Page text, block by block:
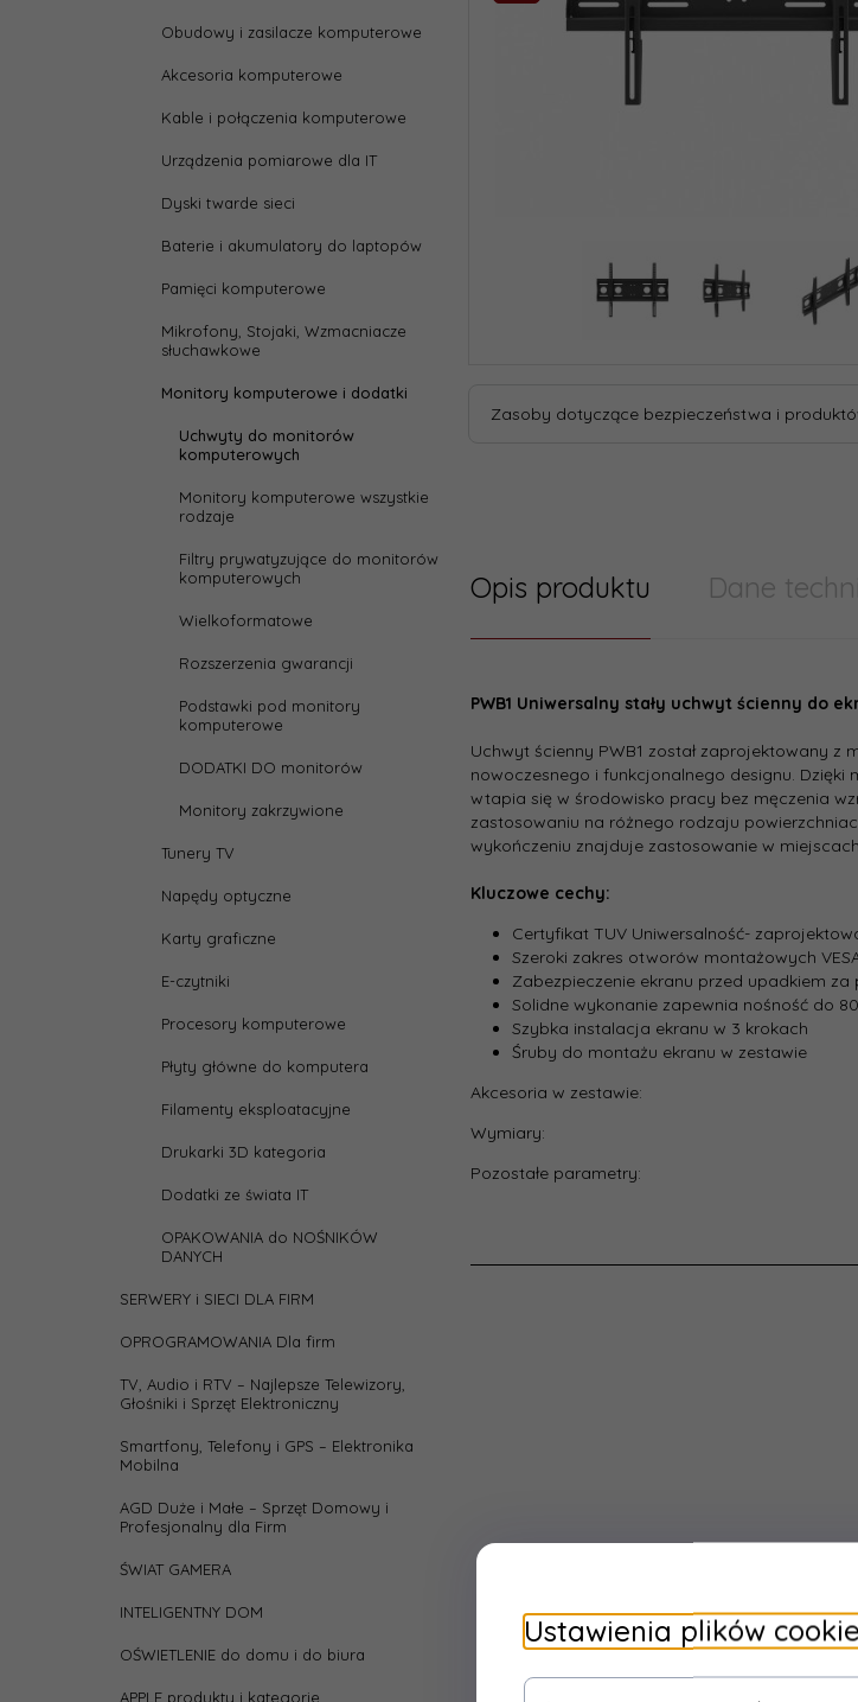
Obudowy i zasilacze komputerowe
Akcesoria komputerowe
Kable i połączenia komputerowe
Urządzenia pomiarowe dla IT
Dyski twarde sieci
Baterie i akumulatory do laptopów
Pamięci komputerowe
Mikrofony, Stojaki, Wzmacniacze
słuchawkowe
Monitory komputerowe i dodatki
Uchwyty do monitorów
komputerowych
Monitory komputerowe wszystkie
rodzaje
Filtry prywatyzujące do monitorów
komputerowych
Wielkoformatowe
Rozszerzenia gwarancji
Podstawki pod monitory
komputerowe
DODATKI DO monitorów
Monitory zakrzywione
Tunery TV
Napędy optyczne
Karty graficzne
E-czytniki
Procesory komputerowe
Płyty główne do komputera
Filamenty eksploatacyjne
Drukarki 3D kategoria
Dodatki ze świata IT
OPAKOWANIA do NOŚNIKÓW
DANYCH
SERWERY i SIECI DLA FIRM
OPROGRAMOWANIA Dla firm
TV, Audio i RTV – Najlepsze Telewizory,
Głośniki i Sprzęt Elektroniczny
Smartfony, Telefony i GPS – Elektronika
Mobilna
AGD Duże i Małe – Sprzęt Domowy i
Profesjonalny dla Firm
ŚWIAT GAMERA
INTELIGENTNY DOM
OŚWIETLENIE do domu i do biura
APPLE produkty i kategorie
Zasoby dotyczące bezpieczeństwa i
Opis produktu Dane
PWB1 Uniwersalny stały uchwyt ścienny do
Uchwyt ścienny PWB1 został zaprojektowany
nowoczesnego i funkcjonalnego designu. Dzięki
wtapia się w środowisko pracy bez męczenia
zastosowaniu na różnego rodzaju
wykończeniu znajduje zastosowanie w
Kluczowe cechy:
Certyfikat TUV Uniwersalność-
Szeroki zakres otworów montażowych
Zabezpieczenie ekranu przed upadkiem za
Solidne wykonanie zapewnia nośność do
Szybka instalacja ekranu w 3 krokach
Śruby do montażu ekranu w zestawie
Akcesoria w zestawie:
Wymiary:
Pozostałe parametry:
height: 700
Kolor:
(maks.):
80
Przekątna
ekranu
(maks.):
75
Przekątna
40
Przeznaczenie:
Ustawienia plików